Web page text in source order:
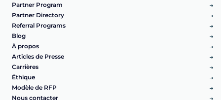
Partner Program
Partner Directory
Referral Programs
Blog
À propos
Articles de Presse
Carrières
Éthique
Modèle de RFP
Nous contacter